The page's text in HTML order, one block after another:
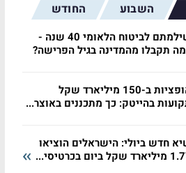
השבוע החודש
שילמתם לביטוח הלאומי 40 שנה -
תקבלו מהמדינה בגיל הפרישה?
אופציות ב-150 מיליארד שקל
בהייטק: כך מתכננים באוצר...
חדש ביולי: הישראלים הוציאו
שקל ביום בכרטיסי...